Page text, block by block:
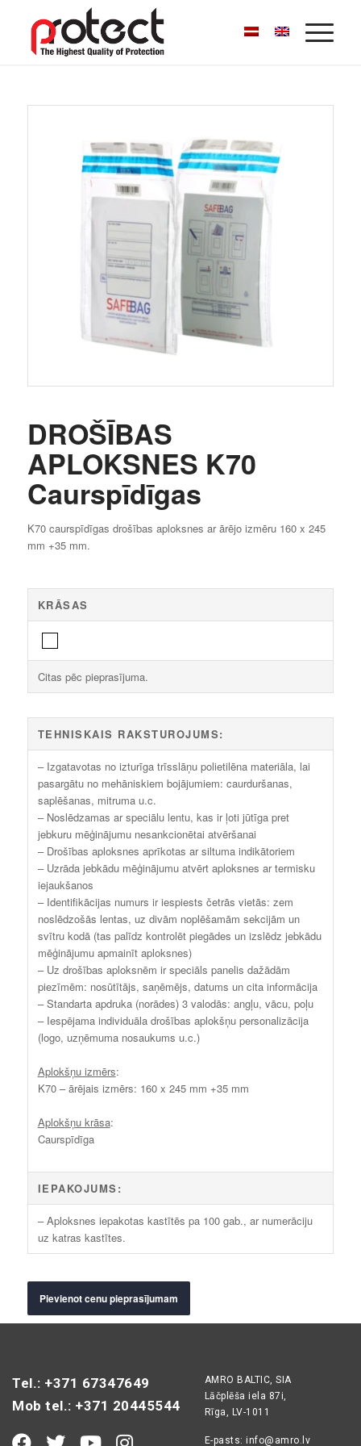
DROŠĪBAS
APLOKSNES K70
Caurspīdīgas
K70 caurspīdīgas drošības aploksnes ar ārējo izmēru 160 x 245
mm +35 mm.
KRĀSAS
Citas pēc pieprasījuma.
TEHNISKAIS RAKSTUROJUMS:
– Izgatavotas no izturīga trīsslāņu polietilēna materiāla, lai
pasargātu no mehāniskiem bojājumiem: caurduršanas,
saplēšanas, mitruma u.c.
– Noslēdzamas ar speciālu lentu, kas ir ļoti jūtīga pret
jebkuru mēģinājumu nesankcionētai atvēršanai
– Drošības aploksnes aprīkotas ar siltuma indikātoriem
– Uzrāda jebkādu mēģinājumu atvērt aploksnes ar termisku
iejaukšanos
– Identifikācijas numurs ir iespiests četrās vietās: zem
noslēdzošās lentas, uz divām noplēšamām sekcijām un
svītru kodā (tas palīdz kontrolēt piegādes un izslēdz jebkādu
mēģinājumu apmainīt aploksnes)
– Uz drošības aploksnēm ir speciāls panelis dažādām
piezīmēm: nosūtītājs, saņēmējs, datums un cita informācija
– Standarta apdruka (norādes) 3 valodās: angļu, vācu, poļu
– Iespējama individuāla drošības aplokšņu personalizācija
(logo, uzņēmuma nosaukums u.c.)
Aplokšņu izmērs:
K70 – ārējais izmērs: 160 x 245 mm +35 mm
Aplokšņu krāsa:
Caurspīdīga
IEPAKOJUMS:
– Aploksnes iepakotas kastītēs pa 100 gab., ar numerāciju
uz katras kastītes.
Pievienot cenu pieprasījumam
Tel.: +371 67347649
Mob tel.: +371 20445544
AMRO BALTIC, SIA
Lāčplēša iela 87i,
Rīga, LV-1011
E-pasts: info@amro.lv